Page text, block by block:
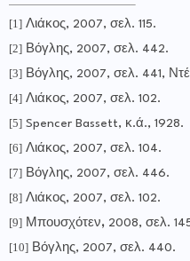
[1] Λιάκος, 2007, σελ. 115.
[2] Βόγλης, 2007, σελ. 442.
[3] Βόγλης, 2007, σελ. 441,
[4] Λιάκος, 2007, σελ. 102.
[5] Spencer Bassett, κ.ά., 1928.
[6] Λιάκος, 2007, σελ. 104.
[7] Βόγλης, 2007, σελ. 446.
[8] Λιάκος, 2007, σελ. 102.
[9] Μπουσχότεν, 2008, σελ.
[10] Βόγλης, 2007, σελ. 440.